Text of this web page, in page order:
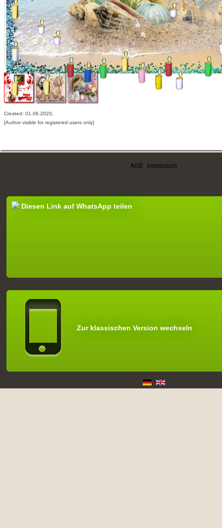
Created: 01.06.2020,
[Author visible for registered users only]
AGB Impressum
Diesen Link auf WhatsApp teilen
Zur klassischen Version wechseln